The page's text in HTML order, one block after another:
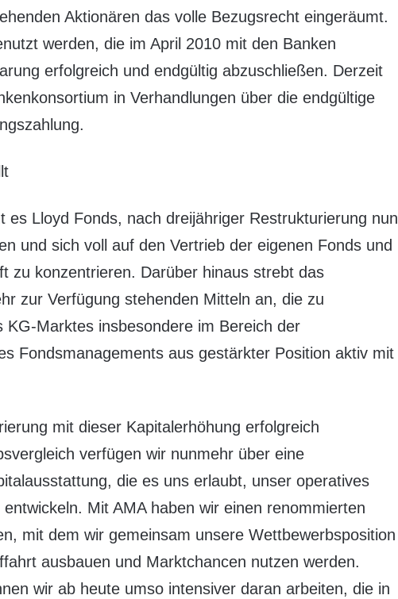
Aktionären das volle Bezugsrecht eingeräumt.
werden, die im April 2010 mit den Banken
erfolgreich und endgültig abzuschließen. Derzeit
in Verhandlungen über die endgültige
es Lloyd Fonds, nach dreijähriger Restrukturierung nun
und sich voll auf den Vertrieb der eigenen Fonds und
zu konzentrieren. Darüber hinaus strebt das
zur Verfügung stehenden Mitteln an, die zu
KG-Marktes insbesondere im Bereich der
Fondsmanagements aus gestärkter Position aktiv mit
mit dieser Kapitalerhöhung erfolgreich
verfügen wir nunmehr über eine
die es uns erlaubt, unser operatives
Mit AMA haben wir einen renommierten
mit dem wir gemeinsam unsere Wettbewerbsposition
ausbauen und Marktchancen nutzen werden.
wir ab heute umso intensiver daran arbeiten, die in